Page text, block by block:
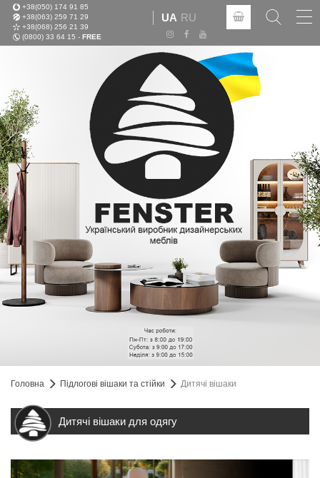
+38(050) 174 91 85
+38(063) 259 71 29
+38(068) 256 21 39
(0800) 33 64 15 - FREE
UA RU
Головна Підлогові вішаки та стійки Дитячі вішаки
Дитячі вішаки для одягу